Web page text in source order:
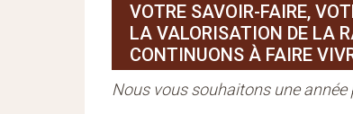
VOTRE SAVOIR-FAIRE,
LA VALORISATION DE LA
CONTINUONS À FAIRE
Nous vous souhaitons une année